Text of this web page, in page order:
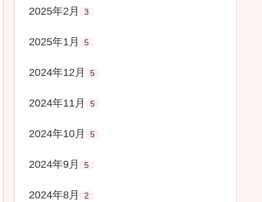
2025年2月 3
2025年1月 5
2024年12月 5
2024年11月 5
2024年10月 5
2024年9月 5
2024年8月 2